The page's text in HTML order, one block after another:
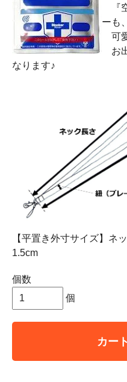
『
ーも、
可
お
なります♪
【平置き外寸サイズ】ネ
1.5cm
個数
個
カー